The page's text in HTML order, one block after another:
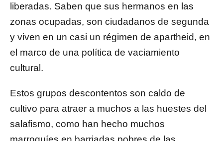
liberadas. Saben que sus hermanos en las
zonas ocupadas, son ciudadanos de segunda
y viven en un casi un régimen de apartheid, en
el marco de una política de vaciamiento
cultural.
Estos grupos descontentos son caldo de
cultivo para atraer a muchos a las huestes del
salafismo, como han hecho muchos